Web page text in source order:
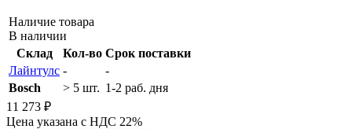
Наличие товара
В наличии
Склад
Кол-во Срок поставки
Лайнтулс -
-
Bosch
> 5 шт. 1-2 раб. дня
11 273 ₽
Цена указана с НДС 22%